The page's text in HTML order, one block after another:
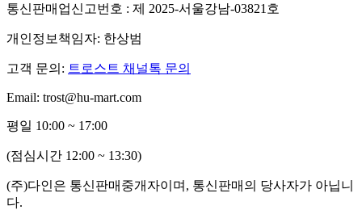
통신판매업신고번호 : 제 2025-서울강남-03821호
개인정보책임자: 한상범
고객 문의: 트로스트 채널톡 문의
Email: trost@hu-mart.com
평일 10:00 ~ 17:00
(점심시간 12:00 ~ 13:30)
(주)다인은 통신판매중개자이며, 통신판매의 당사자가 아닙니
다.